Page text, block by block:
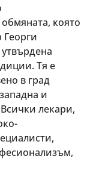
която
Георги
Тя е
в град
и
лекари,